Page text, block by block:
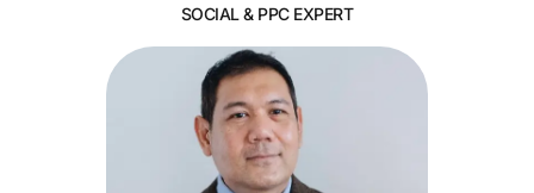
SOCIAL & PPC EXPERT